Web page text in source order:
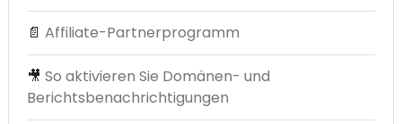
📄 Affiliate-Partnerprogramm
🎥 So aktivieren Sie Domänen- und
Berichtsbenachrichtigungen